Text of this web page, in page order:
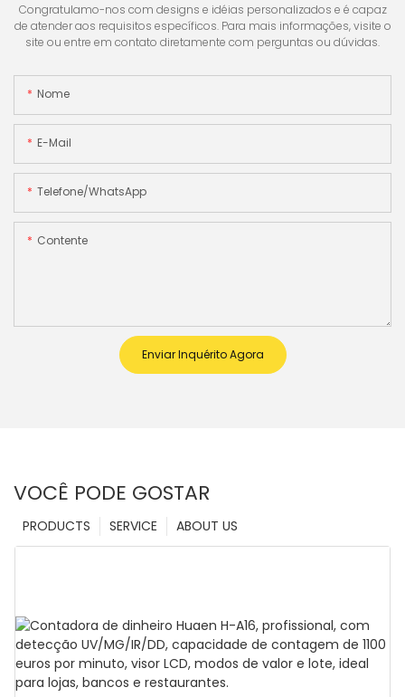
Congratulamo-nos com designs e idéias personalizados e é capaz
de atender aos requisitos específicos. Para mais informações, visite o
site ou entre em contato diretamente com perguntas ou dúvidas.
Nome
E-Mail
Telefone/WhatsApp
Contente
Enviar Inquérito Agora
VOCÊ PODE GOSTAR
ABOUT US
SERVICE
PRODUCTS